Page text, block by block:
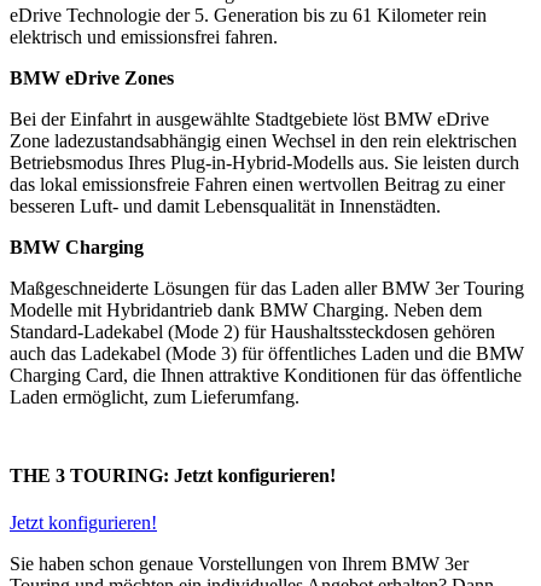
eDrive Technologie der 5. Generation bis zu 61 Kilometer rein
elektrisch und emissionsfrei fahren.
BMW eDrive Zones
Bei der Einfahrt in ausgewählte Stadtgebiete löst BMW eDrive
Zone ladezustandsabhängig einen Wechsel in den rein elektrischen
Betriebsmodus Ihres Plug-in-Hybrid-Modells aus. Sie leisten durch
das lokal emissionsfreie Fahren einen wertvollen Beitrag zu einer
besseren Luft- und damit Lebensqualität in Innenstädten.
BMW Charging
Maßgeschneiderte Lösungen für das Laden aller BMW 3er Touring
Modelle mit Hybridantrieb dank BMW Charging. Neben dem
Standard-Ladekabel (Mode 2) für Haushaltssteckdosen gehören
auch das Ladekabel (Mode 3) für öffentliches Laden und die BMW
Charging Card, die Ihnen attraktive Konditionen für das öffentliche
Laden ermöglicht, zum Lieferumfang.
THE 3 TOURING: Jetzt konfigurieren!
Jetzt konfigurieren!
Sie haben schon genaue Vorstellungen von Ihrem BMW 3er